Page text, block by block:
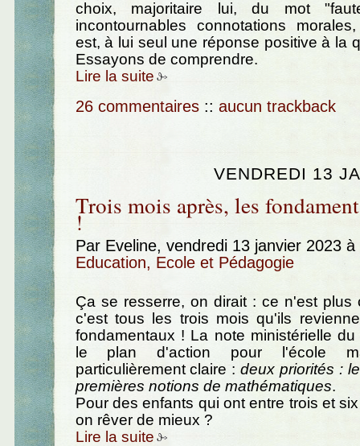
choix, majoritaire lui, du mot
incontournables connotations
est, à lui seul une réponse positive à la
Essayons de comprendre.
Lire la suite
26 commentaires :: aucun trackback
VENDREDI 13
Trois mois après, les
!
Par Eveline, vendredi 13 janvier 2023
Education, Ecole et Pédagogie
Ça se resserre, on dirait : ce n'est plus
c'est tous les trois mois qu'ils
fondamentaux ! La note ministérielle
le plan d'action pour l'école
particulièrement claire :deux priorités :
premières notions de mathématiques.
Pour des enfants qui ont entre trois et
on rêver de mieux ?
Lire la suite